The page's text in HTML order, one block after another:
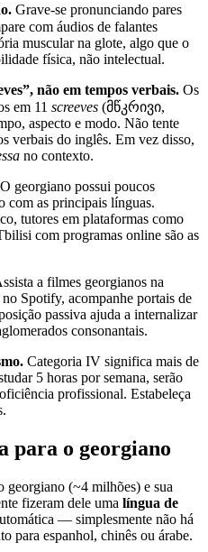
Grave-se pronunciando pares
com áudios de falantes
muscular na glote, algo que o
física, não intelectual.
não em tempos verbais. Os
em 11 screeves (მწკრივი,
aspecto e modo. Não tente
verbais do inglês. Em vez disso,
no contexto.
O georgiano possui poucos
com as principais línguas.
tutores em plataformas como
com programas online são as
a filmes georgianos na
Spotify, acompanhe portais de
passiva ajuda a internalizar
consonantais.
Categoria IV significa mais de
5 horas por semana, serão
profissional. Estabeleça
para o georgiano
georgiano (~4 milhões) e sua
fizeram dele uma língua de
— simplesmente não há
para espanhol, chinês ou árabe.